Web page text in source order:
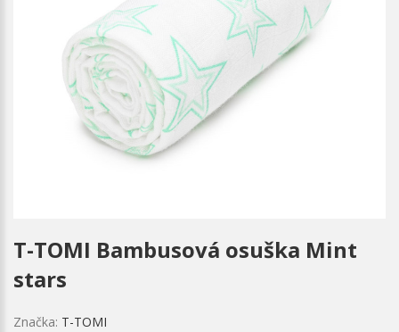
T-TOMI Bambusová osuška Mint
stars
Značka: T-TOMI